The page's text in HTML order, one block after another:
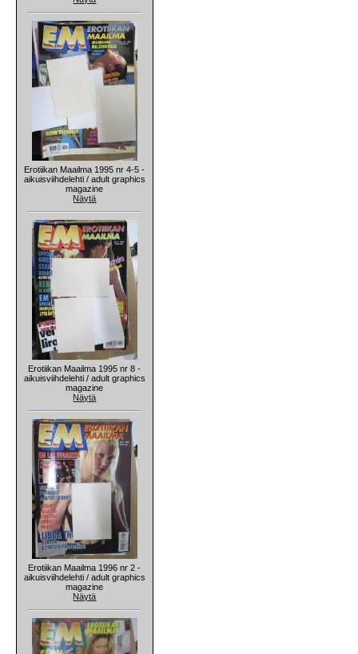
Erotiikan Maailma 1995 nr 4-5 -
aikuisviihdelehti / adult graphics
magazine
Näytä
Erotiikan Maailma 1995 nr 8 -
aikuisviihdelehti / adult graphics
magazine
Näytä
Erotiikan Maailma 1996 nr 2 -
aikuisviihdelehti / adult graphics
magazine
Näytä